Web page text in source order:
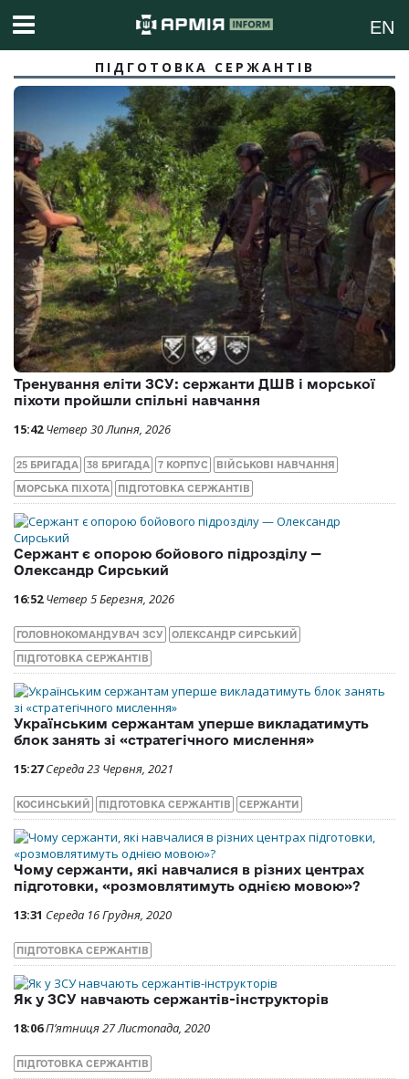
EN
ПІДГОТОВКА СЕРЖАНТІВ
Тренування еліти ЗСУ: сержанти ДШВ і морської
піхоти пройшли спільні навчання
15:42 Четвер 30 Липня, 2026
25 БРИГАДА 38 БРИГАДА 7 КОРПУС ВІЙСЬКОВІ НАВЧАННЯ
МОРСЬКА ПІХОТА ПІДГОТОВКА СЕРЖАНТІВ
Сержант є опорою бойового підрозділу —
Олександр Сирський
16:52 Четвер 5 Березня, 2026
ГОЛОВНОКОМАНДУВАЧ ЗСУ ОЛЕКСАНДР СИРСЬКИЙ
ПІДГОТОВКА СЕРЖАНТІВ
Українським сержантам уперше викладатимуть
блок занять зі «стратегічного мислення»
15:27 Середа 23 Червня, 2021
КОСИНСЬКИЙ ПІДГОТОВКА СЕРЖАНТІВ СЕРЖАНТИ
Чому сержанти, які навчалися в різних центрах
підготовки, «розмовлятимуть однією мовою»?
13:31 Середа 16 Грудня, 2020
ПІДГОТОВКА СЕРЖАНТІВ
Як у ЗСУ навчають сержантів-інструкторів
18:06П’ятниця 27 Листопада, 2020
ПІДГОТОВКА СЕРЖАНТІВ